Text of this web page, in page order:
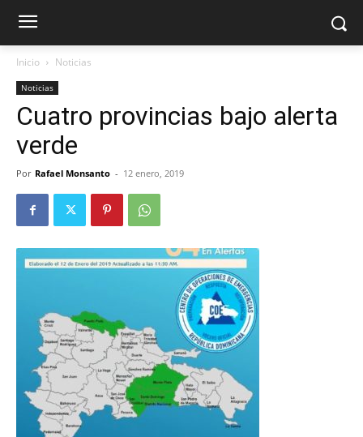
Inicio Noticias
Noticias
Cuatro provincias bajo alerta
verde
Por Rafael Monsanto - 12 enero, 2019